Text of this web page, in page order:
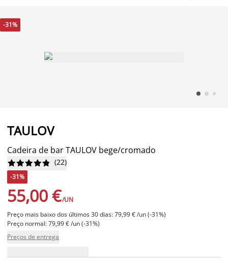
-31%
TAULOV
Cadeira de bar TAULOV bege/cromado





 (22)
-31%
55,00 €/UN
Preço mais baixo dos últimos 30 dias: 79,99 € /un (-31%)
Preço normal: 79,99 € /un (-31%)
Preços de entrega